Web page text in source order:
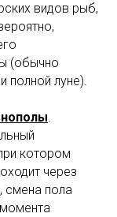
видов рыб,
(обычно
полной луне).
.
котором
через
смена пола